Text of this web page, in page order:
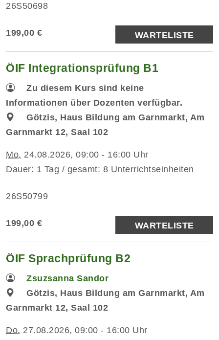
26S50698
199,00 € WARTELISTE
ÖIF Integrationsprüfung B1
Zu diesem Kurs sind keine
Informationen über Dozenten verfügbar.
Götzis, Haus Bildung am Garnmarkt, Am
Garnmarkt 12, Saal 102
Mo. 24.08.2026, 09:00 - 16:00 Uhr
Dauer: 1 Tag / gesamt: 8 Unterrichtseinheiten
26S50799
199,00 € WARTELISTE
ÖIF Sprachprüfung B2
Zsuzsanna Sandor
Götzis, Haus Bildung am Garnmarkt, Am
Garnmarkt 12, Saal 102
Do. 27.08.2026, 09:00 - 16:00 Uhr